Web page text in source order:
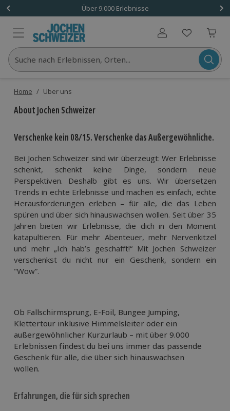
Über 9.000 Erlebnisse
Benutzerkonto
Suche nach Erlebnissen, Orten...
Home / Über uns
About Jochen Schweizer
Verschenke kein 08/15. Verschenke das Außergewöhnliche.
Bei Jochen Schweizer sind wir überzeugt: Wer Erlebnisse
schenkt, schenkt keine Dinge, sondern neue
Perspektiven. Deshalb gibt es uns. Wir übersetzen
Trends in echte Erlebnisse und machen es einfach, echte
Herausforderungen erleben – für alle, die das Leben
spüren und über sich hinauswachsen wollen. Seit über 35
Jahren bieten wir Erlebnisse, die dich in den Moment
katapultieren. Für mehr Abenteuer, mehr Nervenkitzel
und mehr „Ich hab’s geschafft!“ Mit Jochen Schweizer
verschenkst du nicht nur ein Geschenk, sondern ein
"Wow”.
Ob Fallschirmsprung, E-Foil, Bungee Jumping,
Klettertour inklusive Himmelsleiter oder ein
außergewöhnlicher Kurzurlaub – mit über 9.000
Erlebnissen findest du bei uns immer das passende
Geschenk für alle, die über sich hinauswachsen
wollen.
Erfahrungen, die für sich sprechen